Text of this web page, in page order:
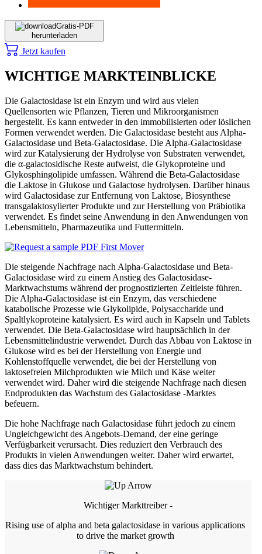
Gratis-PDF
herunterladen
Jetzt kaufen
WICHTIGE MARKTEINBLICKE
Die Galactosidase ist ein Enzym und wird aus vielen
Quellensorten wie Pflanzen, Tieren und Mikroorganismen
hergestellt. Es kann entweder in den immobilisierten oder löslichen
Formen verwendet werden. Die Galactosidase besteht aus Alpha-
Galactosidase und Beta-Galactosidase. Die Alpha-Galactosidase
wird zur Katalysierung der Hydrolyse von Substraten verwendet,
die α-galactosidische Reste aufweist, die Glykoproteine ​​und
Glykosphingolipide umfassen. Während die Beta-Galactosidase
die Laktose in Glukose und Galactose hydrolysen. Darüber hinaus
wird Galactosidase zur Entfernung von Laktose, Biosynthese
transgalaktosylierter Produkte und zur Herstellung von Präbiotika
verwendet. Es findet seine Anwendung in den Anwendungen von
Lebensmitteln, Pharmazeutika und Futtermitteln.
Die steigende Nachfrage nach Alpha-Galactosidase und Beta-
Galactosidase wird zu einem Anstieg des Galactosidase-
Marktwachstums während der prognostizierten Zeitleiste führen.
Die Alpha-Galactosidase ist ein Enzym, das verschiedene
katabolische Prozesse wie Glykolipide, Polysaccharide und
Spaltlykoproteine ​​katalysiert. Es wird auch in Kapseln und Tablets
verwendet. Die Beta-Galactosidase wird hauptsächlich in der
Lebensmittelindustrie verwendet. Durch das Abbau von Laktose in
Glukose wird es bei der Herstellung von Energie und
Kohlenstoffquelle verwendet, die bei der Herstellung von
laktosefreien Milchprodukten wie Milch und Käse weiter
verwendet wird. Daher wird die steigende Nachfrage nach diesen
Endprodukten das Wachstum des Galactosidase -Marktes
befeuern.
Die hohe Nachfrage nach Galactosidase führt jedoch zu einem
Ungleichgewicht des Angebots-Demand, der eine geringe
Verfügbarkeit verursacht. Dies reduziert den Verbrauch des
Produkts in vielen Anwendungen weiter. Daher wird erwartet,
dass dies das Marktwachstum behindert.
Wichtiger Markttreiber -
Rising use of alpha and beta galactosidase in various applications
to drive the market growth